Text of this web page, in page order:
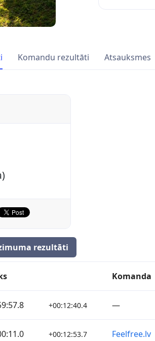
Komandu rezultāti Atsauksmes
rezultāti
Komanda
+00:12:40.4 —
+00:12:53.7 Feelfree.lv